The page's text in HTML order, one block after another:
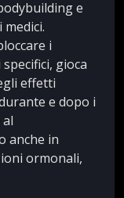
e
i
gioca
effetti
e dopo i
anche in
ormonali,